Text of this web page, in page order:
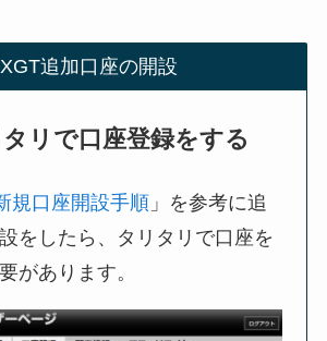
追加口座の開設
リで口座登録をする
規口座開設手順 」を参考に追
をしたら、タリタリで口座を
があります。